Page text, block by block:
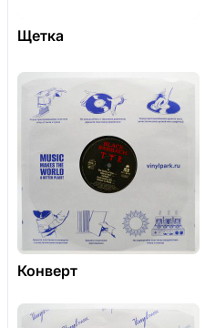
Щетка
Конверт